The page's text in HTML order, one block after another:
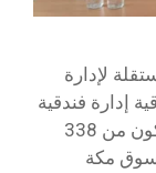
لإدارة
إدارة فندقية
لفندق ديار الخالدية في مكة المكرمة المكون من 338
سوق مكة